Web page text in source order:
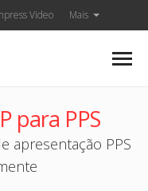
Video Mais
para PPS
apresentação PPS